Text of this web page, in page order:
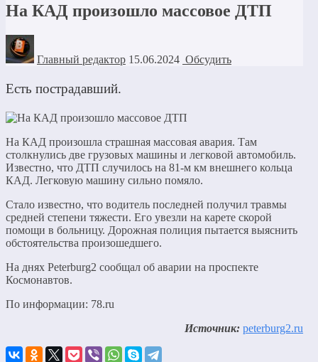
На КАД произошло массовое ДТП
Главный редактор 15.06.2024 Обсудить
Есть пострадавший.
На КАД произошла страшная массовая авария. Там
столкнулись две грузовых машины и легковой автомобиль.
Известно, что ДТП случилось на 81-м км внешнего кольца
КАД. Легковую машину сильно помяло.
Стало известно, что водитель последней получил травмы
средней степени тяжести. Его увезли на карете скорой
помощи в больницу. Дорожная полиция пытается выяснить
обстоятельства произошедшего.
На днях Peterburg2 сообщал об аварии на проспекте
Космонавтов.
По информации: 78.ru
Источник: peterburg2.ru